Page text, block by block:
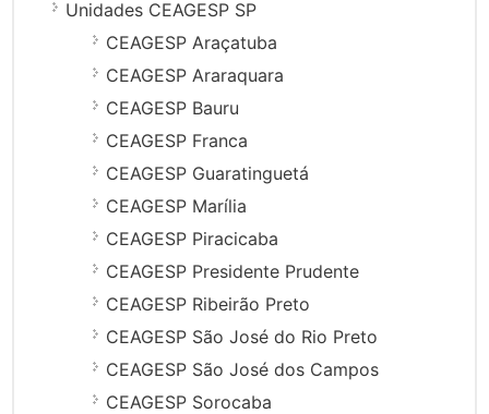
Unidades CEAGESP SP
CEAGESP Araçatuba
CEAGESP Araraquara
CEAGESP Bauru
CEAGESP Franca
CEAGESP Guaratinguetá
CEAGESP Marília
CEAGESP Piracicaba
CEAGESP Presidente Prudente
CEAGESP Ribeirão Preto
CEAGESP São José do Rio Preto
CEAGESP São José dos Campos
CEAGESP Sorocaba